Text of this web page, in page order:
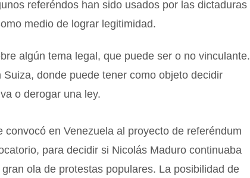
referéndos han sido usados por las dictaduras
medio de lograr legitimidad.
algún tema legal, que puede ser o no vinculante.
donde puede tener como objeto decidir
o derogar una ley.
convocó en Venezuela al proyecto de referéndum
para decidir si Nicolás Maduro continuaba
ola de protestas populares. La posibilidad de